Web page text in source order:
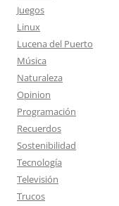
Juegos
Linux
Lucena del Puerto
Música
Naturaleza
Opinion
Programación
Recuerdos
Sostenibilidad
Tecnología
Televisión
Trucos